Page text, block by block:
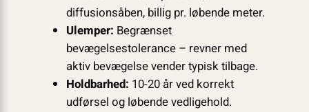
diffusionsåben, billig pr. løbende meter.
Ulemper: Begrænset
bevægelsestolerance – revner med
aktiv bevægelse vender typisk tilbage.
Holdbarhed: 10-20 år ved korrekt
udførsel og løbende vedligehold.